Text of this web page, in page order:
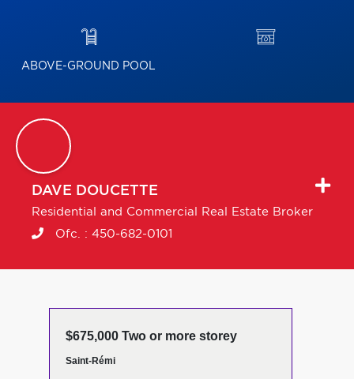
ABOVE-GROUND POOL
DAVE DOUCETTE
Residential and Commercial Real Estate Broker
Ofc. : 450-682-0101
$675,000 Two or more storey
Saint-Rémi